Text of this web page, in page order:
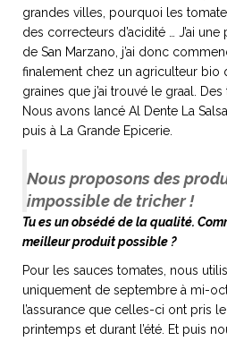
grandes villes, pourquoi les
des correcteurs d’acidité … J’ai
de San Marzano, j’ai donc
finalement chez un agriculteur bio
graines que j’ai trouvé le graal.
Nous avons lancé Al Dente La
puis à La Grande Epicerie.
Nous proposons des
impossible de tricher !
Tu es un obsédé de la qualité.
meilleur produit possible ?
Pour les sauces tomates, nous
uniquement de septembre à mi-
l’assurance que celles-ci ont pris
printemps et durant l’été. Et puis